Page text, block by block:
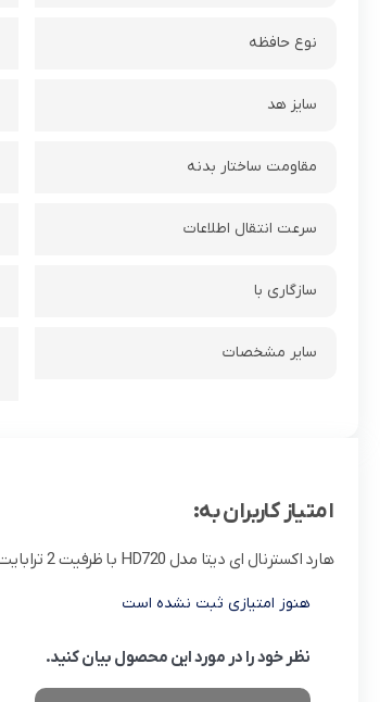
نوع حافظه
سایز هد
مقاومت ساختار بدنه
سرعت انتقال اطلاعات
سازگاری با
سایر مشخصات
امتیاز کاربران به:
هارد اکسترنال ای دیتا مدل HD720 با ظرفیت 2 ترابایت
هنوز امتیازی ثبت نشده است
نظر خود را در مورد این محصول بیان کنید.